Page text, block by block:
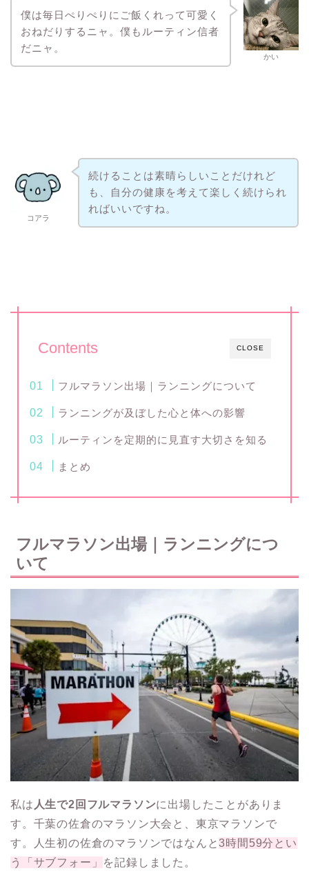
かい
僕は毎日ぺりぺりにご飯くれって可愛く
おねだりするニャ。僕もルーティン信者
だニャ。
コアラ
続けることは素晴らしいことだけれど
も、自分の健康を考えて楽しく続けられ
ればいいですね。
CLOSE
Contents
フルマラソン出場｜ランニングについて
ランニングが及ぼした心と体への影響
ルーティンを定期的に見直す大切さを知る
まとめ
フルマラソン出場｜ランニングにつ
いて
私は 人生で2回フルマラソンに出場したことがありま
す。千葉の佐倉のマラソン大会と、東京マラソンで
す。人生初の佐倉のマラソンではなんと3時間59分とい
う「サブフォー」 を記録しました。